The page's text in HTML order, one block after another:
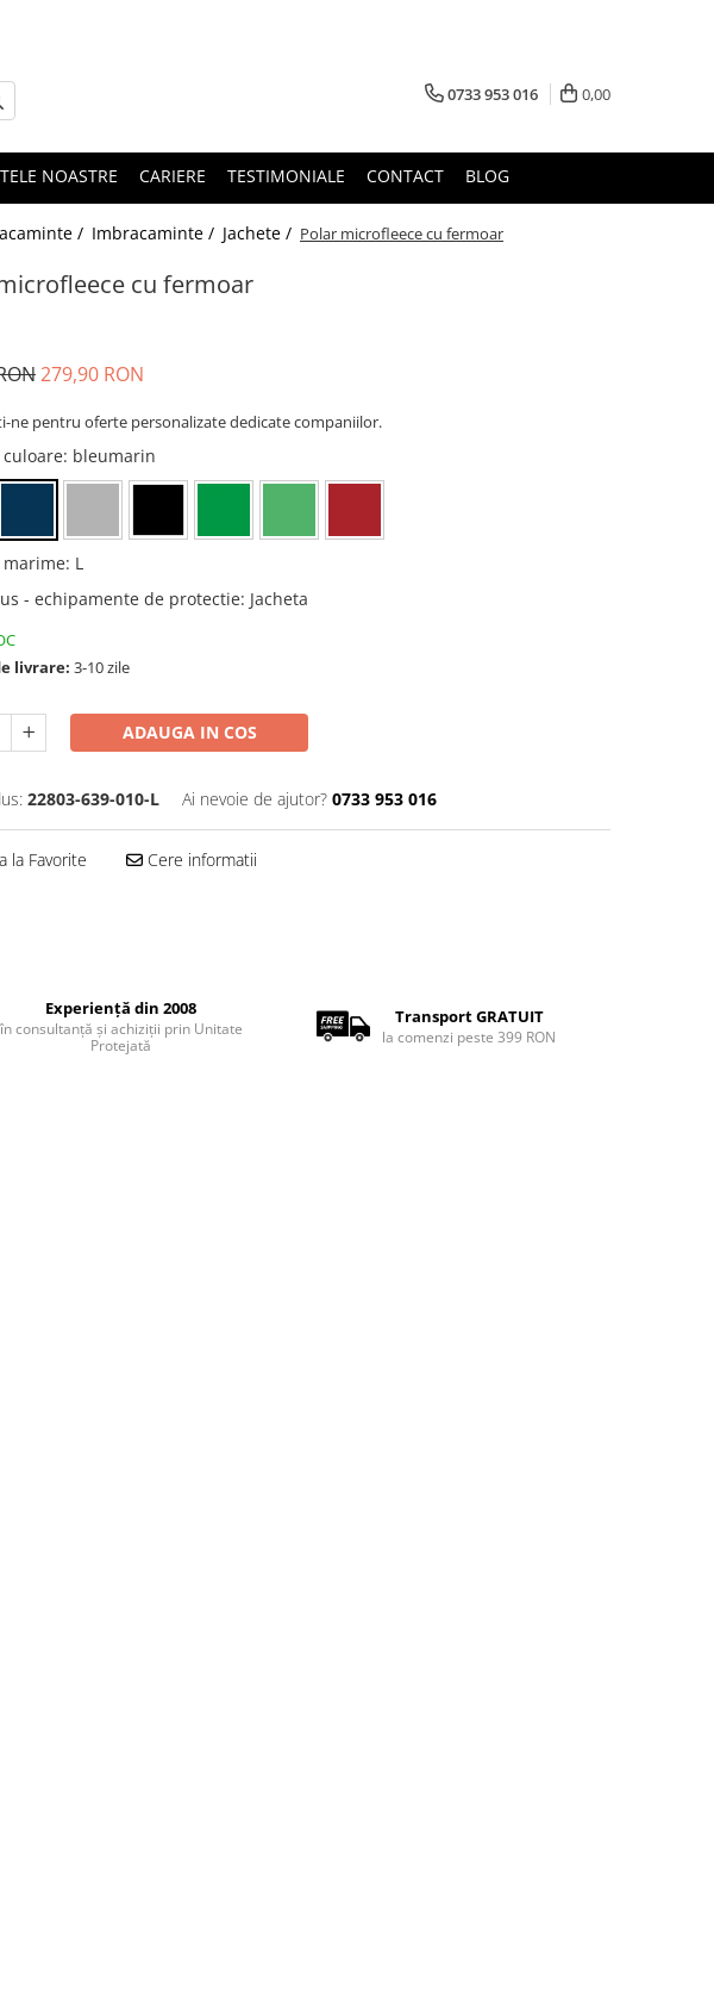
0733 953 016 0,00
NOASTRE CARIERE TESTIMONIALE CONTACT BLOG
/ Imbracaminte / Jachete / Polar microfleece cu fermoar
cu fermoar
279,90 RON
ne pentru oferte personalizate dedicate companiilor.
: bleumarin
marime: L
- echipamente de protectie: Jacheta
livrare: 3-10 zile
ADAUGA IN COS
22803-639-010-L Ai nevoie de ajutor? 0733 953 016
la Favorite Cere informatii
Experiență din 2008
în consultanță și achiziții prin Unitate
Protejată
Transport GRATUIT
la comenzi peste 399 RON